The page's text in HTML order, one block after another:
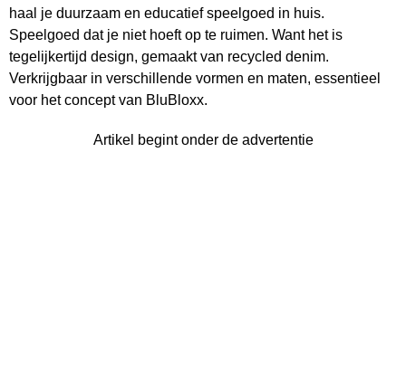
haal je duurzaam en educatief speelgoed in huis.
Speelgoed dat je niet hoeft op te ruimen. Want het is
tegelijkertijd design, gemaakt van recycled denim.
Verkrijgbaar in verschillende vormen en maten, essentieel
voor het concept van BluBloxx.
Artikel begint onder de advertentie